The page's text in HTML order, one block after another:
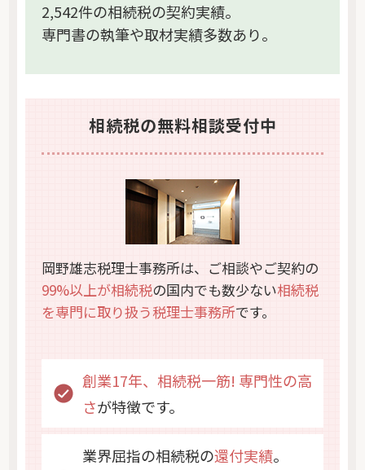
2,542件の相続税の契約実績。
専門書の執筆や取材実績多数あり。
相続税の無料相談受付中
岡野雄志税理士事務所は、ご相談やご契約の
99%以上が相続税の国内でも数少ない相続税
を専門に取り扱う税理士事務所です。
創業17年、相続税一筋! 専門性の高
さが特徴です。
業界屈指の相続税の還付実績。